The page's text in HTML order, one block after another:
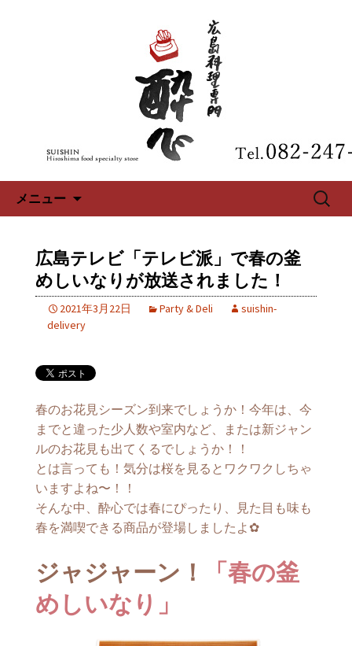
広島、中区の広島料理専門【酔
心】のブログ
メニュー
検
広島テレビ「テレビ派」で春の釜
めしいなりが放送されました！
2021年3月22日 Party & Deli
suishin-
delivery
春のお花見シーズン到来でしょうか！今年は、今
までと違った少人数や室内など、または新ジャン
ルのお花見も出てくるでしょうか！！
とは言っても！気分は桜を見るとワクワクしちゃ
いますよね〜！！
そんな中、酔心では春にぴったり、見た目も味も
春を満喫できる商品が登場しましたよ✿
ジャジャーン！
「春の釜
めしいなり」